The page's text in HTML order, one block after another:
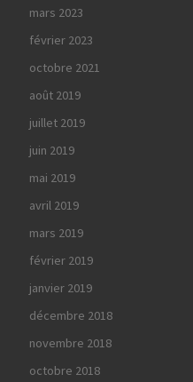
mars 2023
février 2023
octobre 2021
août 2019
juillet 2019
juin 2019
mai 2019
avril 2019
mars 2019
février 2019
janvier 2019
décembre 2018
novembre 2018
octobre 2018